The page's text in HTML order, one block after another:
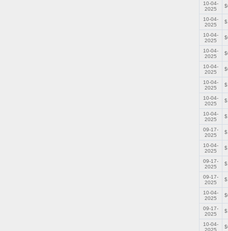
10-04-
2025
10-04-
2025
10-04-
2025
10-04-
2025
10-04-
2025
10-04-
2025
10-04-
2025
10-04-
2025
09-17-
2025
10-04-
2025
09-17-
2025
09-17-
2025
10-04-
2025
09-17-
2025
10-04-
2025